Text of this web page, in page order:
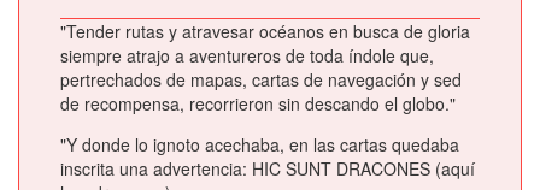
"Tender rutas y atravesar océanos en busca de gloria
siempre atrajo a aventureros de toda índole que,
pertrechados de mapas, cartas de navegación y sed
de recompensa, recorrieron sin descando el globo."
"Y donde lo ignoto acechaba, en las cartas quedaba
inscrita una advertencia: HIC SUNT DRACONES (aquí